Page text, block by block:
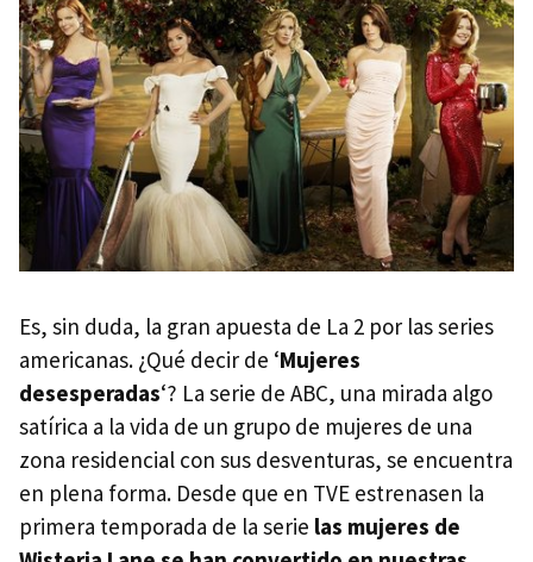
Es, sin duda, la gran apuesta de La 2 por las series
americanas. ¿Qué decir de ‘Mujeres
desesperadas‘? La serie de ABC, una mirada algo
satírica a la vida de un grupo de mujeres de una
zona residencial con sus desventuras, se encuentra
en plena forma. Desde que en TVE estrenasen la
primera temporada de la serie las mujeres de